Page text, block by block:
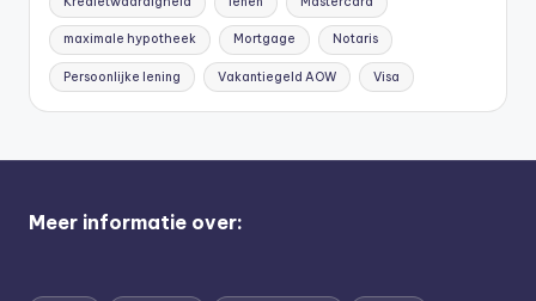
maximale hypotheek Mortgage Notaris
Persoonlijke lening Vakantiegeld AOW Visa
Meer informatie over: